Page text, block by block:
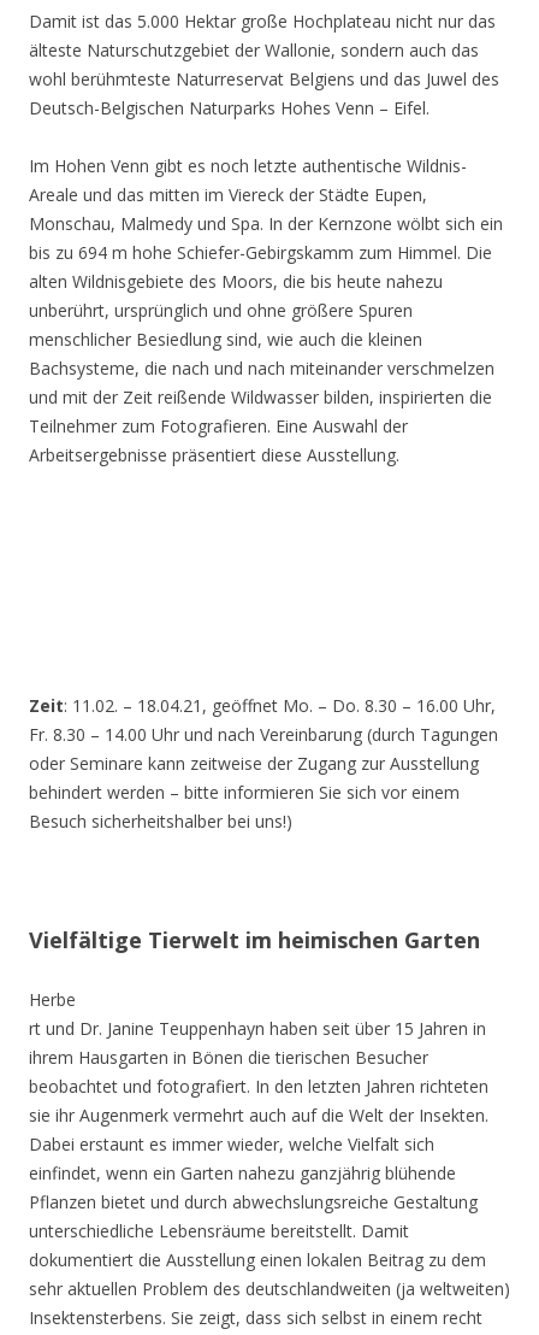
Damit ist das 5.000 Hektar große Hochplateau nicht nur das
älteste Naturschutzgebiet der Wallonie, sondern auch das
wohl berühmteste Naturreservat Belgiens und das Juwel des
Deutsch-Belgischen Naturparks Hohes Venn – Eifel.
Im Hohen Venn gibt es noch letzte authentische Wildnis-
Areale und das mitten im Viereck der Städte Eupen,
Monschau, Malmedy und Spa. In der Kernzone wölbt sich ein
bis zu 694 m hohe Schiefer-Gebirgskamm zum Himmel. Die
alten Wildnisgebiete des Moors, die bis heute nahezu
unberührt, ursprünglich und ohne größere Spuren
menschlicher Besiedlung sind, wie auch die kleinen
Bachsysteme, die nach und nach miteinander verschmelzen
und mit der Zeit reißende Wildwasser bilden, inspirierten die
Teilnehmer zum Fotografieren. Eine Auswahl der
Arbeitsergebnisse präsentiert diese Ausstellung.
Zeit: 11.02. – 18.04.21, geöffnet Mo. – Do. 8.30 – 16.00 Uhr,
Fr. 8.30 – 14.00 Uhr und nach Vereinbarung (durch Tagungen
oder Seminare kann zeitweise der Zugang zur Ausstellung
behindert werden – bitte informieren Sie sich vor einem
Besuch sicherheitshalber bei uns!)
Vielfältige Tierwelt im heimischen Garten
Herbe
rt und Dr. Janine Teuppenhayn haben seit über 15 Jahren in
ihrem Hausgarten in Bönen die tierischen Besucher
beobachtet und fotografiert. In den letzten Jahren richteten
sie ihr Augenmerk vermehrt auch auf die Welt der Insekten.
Dabei erstaunt es immer wieder, welche Vielfalt sich
einfindet, wenn ein Garten nahezu ganzjährig blühende
Pflanzen bietet und durch abwechslungsreiche Gestaltung
unterschiedliche Lebensräume bereitstellt. Damit
dokumentiert die Ausstellung einen lokalen Beitrag zu dem
sehr aktuellen Problem des deutschlandweiten (ja weltweiten)
Insektensterbens. Sie zeigt, dass sich selbst in einem recht